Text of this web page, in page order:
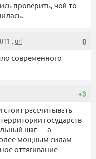
проверить, чой-то
0
, url
современного
+3
рассчитывать
государств
шаг — а
мощным силам
оттягивание